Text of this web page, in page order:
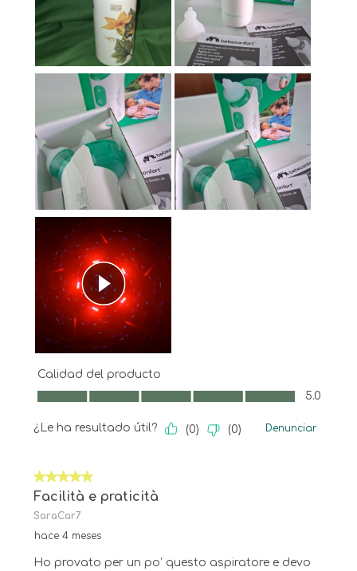
Calidad del producto
Calidad del producto, 5.0 de 5
5.0
¿Le ha resultado útil? (0) (0) Denunciar
5 de 5 estrellas.
Facilità e praticità
SaraCar7
hace 4 meses
Ho provato per un po’ questo aspiratore e devo